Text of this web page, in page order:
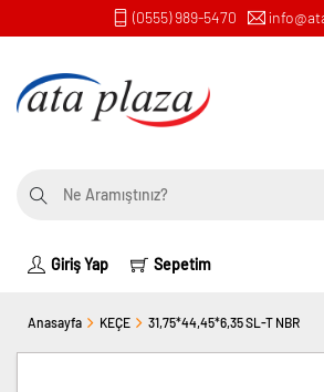
(0555) 989-5470
Giriş Yap Sepetim
Anasayfa KEÇE 31,75*44,45*6,35 SL-T NBR